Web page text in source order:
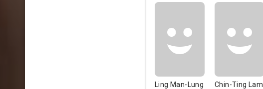
Ling Man-Lung Chin-Ting Lam